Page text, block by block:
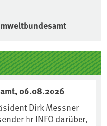
06.08.2026
Dirk Messner
hr INFO darüber,